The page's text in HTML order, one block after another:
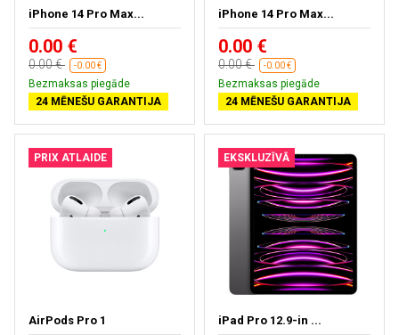
iPhone 14 Pro Max...
0.00 €
0.00 € -0.00 €
Bezmaksas piegāde
24 MĒNEŠU GARANTIJA
iPhone 14 Pro Max...
0.00 €
0.00 € -0.00 €
Bezmaksas piegāde
24 MĒNEŠU GARANTIJA
PRIX ATLAIDE
AirPods Pro 1
EKSKLUZĪVĀ
iPad Pro 12.9-in ...